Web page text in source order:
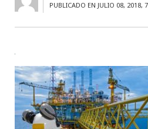
PUBLICADO EN JULIO 08, 2018,